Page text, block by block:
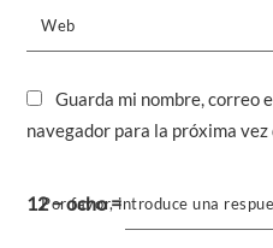
Web
Guarda mi nombre, correo
navegador para la próxima vez
Por favor, introduce una
12 − ocho =